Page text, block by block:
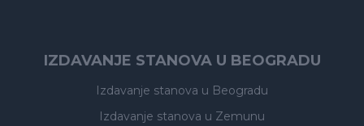
IZDAVANJE STANOVA U BEOGRADU
Izdavanje stanova u Beogradu
Izdavanje stanova u Zemunu